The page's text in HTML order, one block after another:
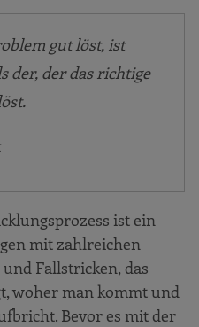
Portfolio
gut löst, ist
der, der das richtige
ist ein
mit zahlreichen
Fallstricken, das
woher man kommt und
Bevor es mit der